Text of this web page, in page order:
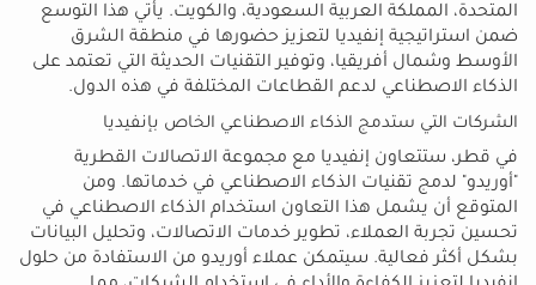
المتحدة، المملكة العربية السعودية، والكويت. يأتي هذا التوسع
ضمن استراتيجية إنفيديا لتعزيز حضورها في منطقة الشرق
الأوسط وشمال أفريقيا، وتوفير التقنيات الحديثة التي تعتمد على
الذكاء الاصطناعي لدعم القطاعات المختلفة في هذه الدول.
الشركات التي ستدمج الذكاء الاصطناعي الخاص بإنفيديا
في قطر، ستتعاون إنفيديا مع مجموعة الاتصالات القطرية
"أوريدو" لدمج تقنيات الذكاء الاصطناعي في خدماتها. ومن
المتوقع أن يشمل هذا التعاون استخدام الذكاء الاصطناعي في
تحسين تجربة العملاء، تطوير خدمات الاتصالات، وتحليل البيانات
بشكل أكثر فعالية. سيتمكن عملاء أوريدو من الاستفادة من حلول